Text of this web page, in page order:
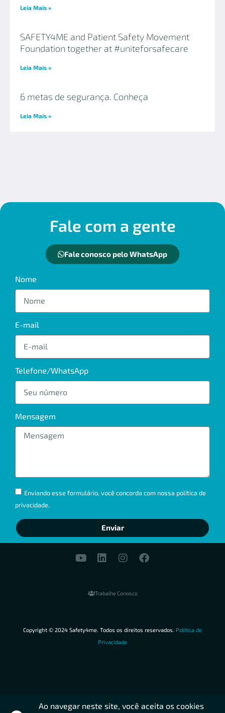
Leia Mais »
SAFETY4ME and Patient Safety Movement
Foundation together at #uniteforsafecare
Leia Mais »
6 metas de segurança. Conheça
Leia Mais »
Fale com a gente
Fale conosco pelo WhatsApp
Nome
E-mail
Telefone/WhatsApp
Mensagem
Enviando esse formulário, você concorda com nossa política de
privacidade.
Enviar
Trabalhe Conosco
Copyright © 2024 Safety4me. Todos os direitos reservados. Política de
Privacidade
Ao navegar neste site, você aceita os cookies